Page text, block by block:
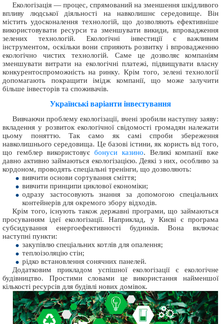
Екологізація — процес, спрямований на зменшення шкідливого
впливу людської діяльності на навколишнє середовище. Він
містить удосконалення технологій, що дозволяють ефективніше
використовувати ресурси та зменшувати викиди, впровадження
зелених технологій. Екологічні інвестиції є важливим
інструментом, оскільки вони сприяють розвитку і впровадженню
екологічно чистих технологій. Саме це дозволяє компаніям
зменшувати витрати на екологічні платежі, підвищувати власну
конкурентоспроможність на ринку. Крім того, зелені технології
допомагають покращити імідж компанії, що може залучити
більше інвесторів та споживачів.
Українські варіанти інвестування
Вивчаючи проблему екологізації, вчені зробили наступну заяву:
вкладення у розвиток екологічної свідомості громадян належати
цьому поняттю. Так само як самі спроби збереження
навколишнього середовища. Це базові істини, як користь від того,
що гемблер використовуєбонуси казино. Великі компанії вже
давно активно займаються екологізацією. Деякі з них, особливо за
кордоном, проводять спеціальні тренінги, що дозволяють:
вивчити основи сортування сміття;
вивчити принципи циклової економіки;
одразу застосовують знання за допомогою спеціальних
контейнерів для окремого збору відходів.
Крім того, існують також державні програми, що займаються
просуванням ідеї екологізації. Наприклад, у Києві є програма
субсидування енергоефективності будинків. Вона включає
наступні пункти:
закупівлю спеціальних котлів для опалення;
теплоізоляцію стін;
рідко встановлення сонячних панелей.
Додатковим прикладом успішної екологізації є екологічне
будівництво. Простими словами це використання найменшої
кількості ресурсів для будівлі нових домівок.